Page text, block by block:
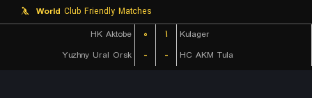
World Club Friendly Matches
HK Aktobe
۰ ۱
Kulager
Yuzhny Ural Orsk
- - HC AKM Tula